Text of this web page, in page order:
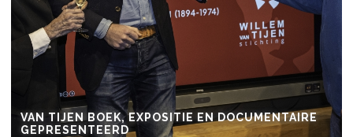
VAN TIJEN BOEK, EXPOSITIE EN DOCUMENTAIRE
GEPRESENTEERD